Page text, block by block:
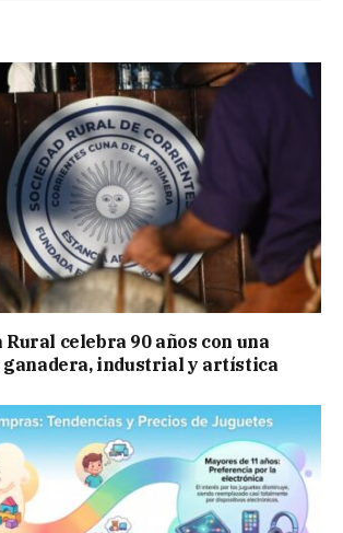
celebra 90 años con una
ganadera, industrial y artística